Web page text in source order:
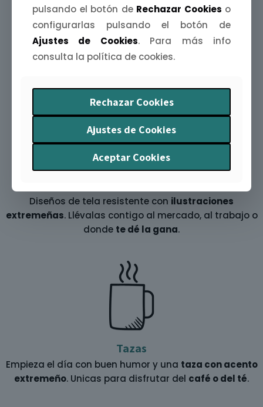
Agendas Extremeñas
Organiza tu año con arte y humor. LaAgenda
Extremeña 2026te acompaña mes a mes con
ilustraciones y curiosidades
Diseños de tela resistente con ilustraciones
extremeñas. Llévalas contigo al mercado, al trabajo o
donde te dé la gana.
Tazas
Empieza el día con buen humor y una taza con acento
extremeño. Unicas para disfrutar del café o del té.
pulsando el botón de Rechazar Cookies o
configurarlas pulsando el botón de
Ajustes de Cookies. Para más info
consulta la política de cookies.
Rechazar Cookies
Ajustes de Cookies
Aceptar Cookies